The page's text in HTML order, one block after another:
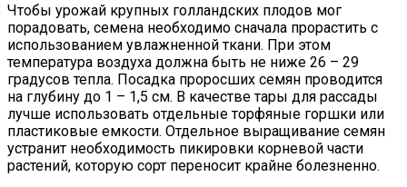
Чтобы урожай крупных голландских плодов мог
порадовать, семена необходимо сначала прорастить с
использованием увлажненной ткани. При этом
температура воздуха должна быть не ниже 26 – 29
градусов тепла. Посадка проросших семян проводится
на глубину до 1 – 1,5 см. В качестве тары для рассады
лучше использовать отдельные торфяные горшки или
пластиковые емкости. Отдельное выращивание семян
устранит необходимость пикировки корневой части
растений, которую сорт переносит крайне болезненно.